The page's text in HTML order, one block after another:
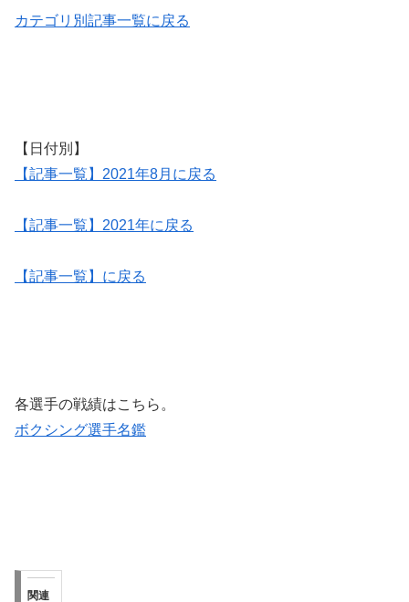
カテゴリ別記事一覧に戻る
【日付別】
【記事一覧】2021年8月に戻る
【記事一覧】2021年に戻る
【記事一覧】に戻る
各選手の戦績はこちら。
ボクシング選手名鑑
関連